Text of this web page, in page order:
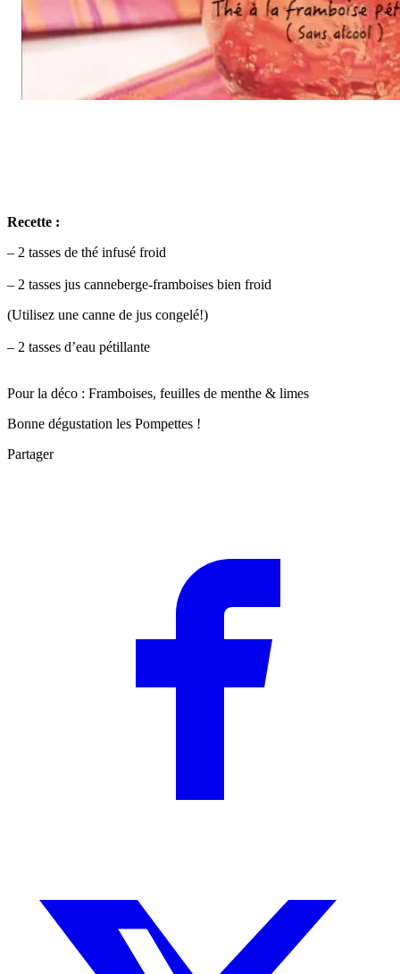
Recette :
– 2 tasses de thé infusé froid
– 2 tasses jus canneberge-framboises bien froid
(Utilisez une canne de jus congelé!)
– 2 tasses d’eau pétillante
Pour la déco : Framboises, feuilles de menthe & limes
Bonne dégustation les Pompettes !
Partager